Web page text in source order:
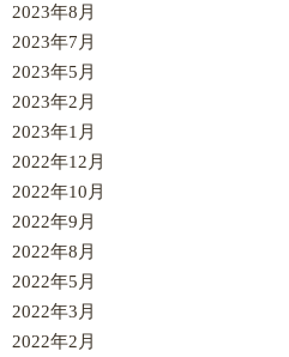
2023年8月
2023年7月
2023年5月
2023年2月
2023年1月
2022年12月
2022年10月
2022年9月
2022年8月
2022年5月
2022年3月
2022年2月